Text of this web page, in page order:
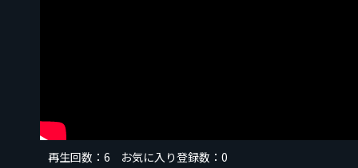
再生回数： 6 お気に入り登録数：0